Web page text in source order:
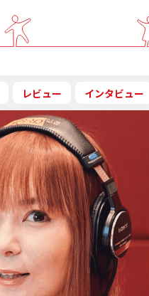
レビュー インタビュー